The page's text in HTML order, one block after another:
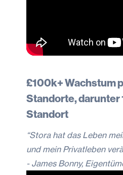
£100k+ Wachstum
Standorte, darunter
Standort
“Stora hat das Leben
und mein Privatleben
- James Bonny,